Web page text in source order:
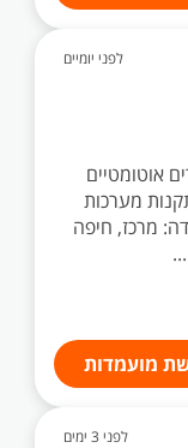
לפני יומיים
אוטומטיים
מערכות
מרכז, חיפה
מועמדות
לפני 3 ימים